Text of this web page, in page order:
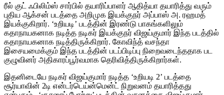
ரீல் குட் ஃபிலிம்ஸ் சார்பில் தயாரிப்பாளர் ஆதித்யா தயாரித்து வரும்
புதிய ஆக்சன் படத்தை அறிமுக இயக்குநர் அப்பாஸ் அ. ரஹமத்
இயக்குகிறார். ‘உறியடி’ படத்தின் இரண்டு பாகங்களிலும்
கதாநாயகனாக நடித்த நடிகர் இயக்குநர் விஜய்குமார் இந்த படத்தில்
கதாநாயகனாக நடித்திருக்கிறார். கோவிந்த் வசந்தா
இசையமைக்கும் இந்த படத்தின் படப்பிடிப்பு நிறைவடைந்ததாக பட
குழுவினர் அதிகாரப்பூர்வமாக தெரிவித்திருக்கிறார்கள்.
இதனிடையே நடிகர் விஜய்குமார் நடித்த ‘உறியடி 2’ படத்தை
சூர்யாவின் 2டி என்டர்டெய்ன்மென்ட் நிறுவனம் தயாரித்தது